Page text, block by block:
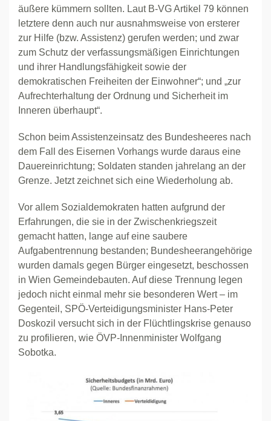
äußere kümmern sollten. Laut B-VG Artikel 79 können
letztere denn auch nur ausnahmsweise von ersterer
zur Hilfe (bzw. Assistenz) gerufen werden; und zwar
zum Schutz der verfassungsmäßigen Einrichtungen
und ihrer Handlungsfähigkeit sowie der
demokratischen Freiheiten der Einwohner“; und „zur
Aufrechterhaltung der Ordnung und Sicherheit im
Inneren überhaupt“.
Schon beim Assistenzeinsatz des Bundesheeres nach
dem Fall des Eisernen Vorhangs wurde daraus eine
Dauereinrichtung; Soldaten standen jahrelang an der
Grenze. Jetzt zeichnet sich eine Wiederholung ab.
Vor allem Sozialdemokraten hatten aufgrund der
Erfahrungen, die sie in der Zwischenkriegszeit
gemacht hatten, lange auf eine saubere
Aufgabentrennung bestanden; Bundesheerangehörige
wurden damals gegen Bürger eingesetzt, beschossen
in Wien Gemeindebauten. Auf diese Trennung legen
jedoch nicht einmal mehr sie besonderen Wert – im
Gegenteil, SPÖ-Verteidigungsminister Hans-Peter
Doskozil versucht sich in der Flüchtlingskrise genauso
zu profilieren, wie ÖVP-Innenminister Wolfgang
Sobotka.